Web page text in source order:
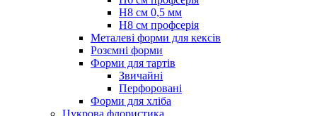
Н8 см 0,5 мм
Н8 см профсерія
Металеві форми для кексів
Розємні форми
Форми для тартів
Звичайні
Перфоровані
Форми для хліба
Цукрова флористика